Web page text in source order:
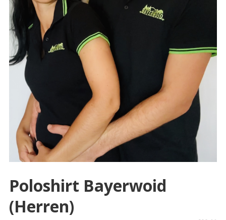
Poloshirt Bayerwoid
(Herren)